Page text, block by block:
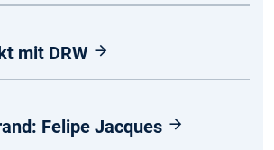
mit DRW
Felipe Jacques